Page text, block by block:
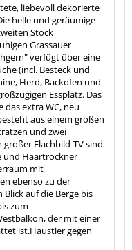
liebevoll dekorierte
helle und geräumige
Stock
Grassauer
verfügt über eine
(incl. Besteck und
Herd, Backofen und
Essplatz. Das
das extra WC, neu
aus einem großen
und zwei
großer Flachbild-TV sind
und Haartrockner
mit
ebenso zu der
auf die Berge bis
zum
der mit einer
ist.Haustier gegen